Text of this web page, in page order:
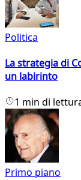
Politica
La strategia di
un labirinto
1 min di
Primo piano